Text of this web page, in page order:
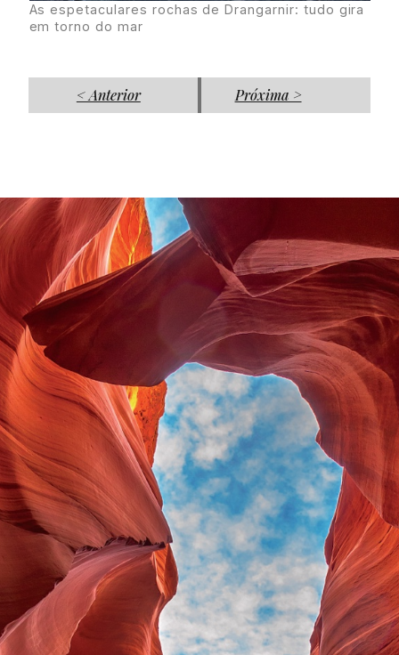
As espetaculares rochas de Drangarnir: tudo gira
em torno do mar
< Anterior Próxima >